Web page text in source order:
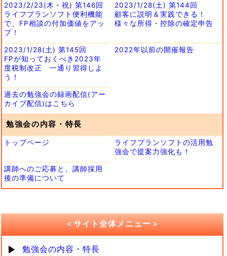
2023/2/23(木・祝) 第146回
ライフプランソフト便利機能
で、FP相談の付加価値をアッ
プ！
2023/1/28(土) 第144回
顧客に説明＆実践できる！
様々な所得・控除の確定申告
2023/1/28(土) 第145回
FPが知っておくべき2023年
度税制改正 一通り習得しよ
う！
2022年以前の開催報告
過去の勉強会の録画配信(アー
カイブ配信)はこちら
勉強会の内容・特長
トップページ
ライフプランソフトの活用勉
強会で提案力強化も！
講師へのご応募と、講師採用
後の準備について
＜サイト全体メニュー＞
勉強会の内容・特長